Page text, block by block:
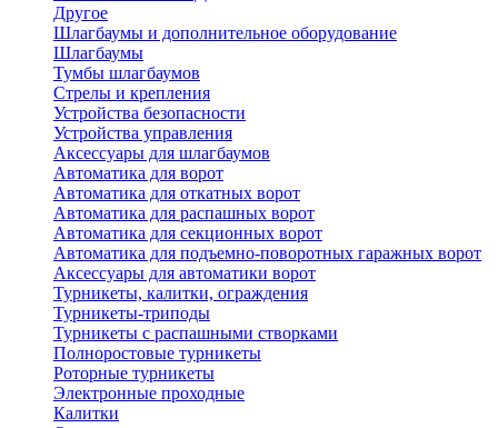
Другое
Шлагбаумы и дополнительное оборудование
Шлагбаумы
Тумбы шлагбаумов
Стрелы и крепления
Устройства безопасности
Устройства управления
Аксессуары для шлагбаумов
Автоматика для ворот
Автоматика для откатных ворот
Автоматика для распашных ворот
Автоматика для секционных ворот
Автоматика для подъемно-поворотных гаражных ворот
Аксессуары для автоматики ворот
Турникеты, калитки, ограждения
Турникеты-триподы
Турникеты с распашными створками
Полноростовые турникеты
Роторные турникеты
Электронные проходные
Калитки